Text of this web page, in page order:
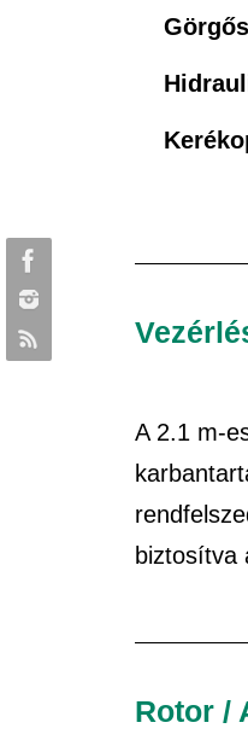
A 2.1 m-
biztosítva
Rotor /